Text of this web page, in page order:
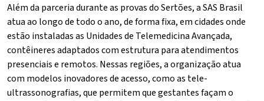
Além da parceria durante as provas do Sertões, a SAS Brasil
atua ao longo de todo o ano, de forma fixa, em cidades onde
estão instaladas as Unidades de Telemedicina Avançada,
contêineres adaptados com estrutura para atendimentos
presenciais e remotos. Nessas regiões, a organização atua
com modelos inovadores de acesso, como as tele-
ultrassonografias, que permitem que gestantes façam o